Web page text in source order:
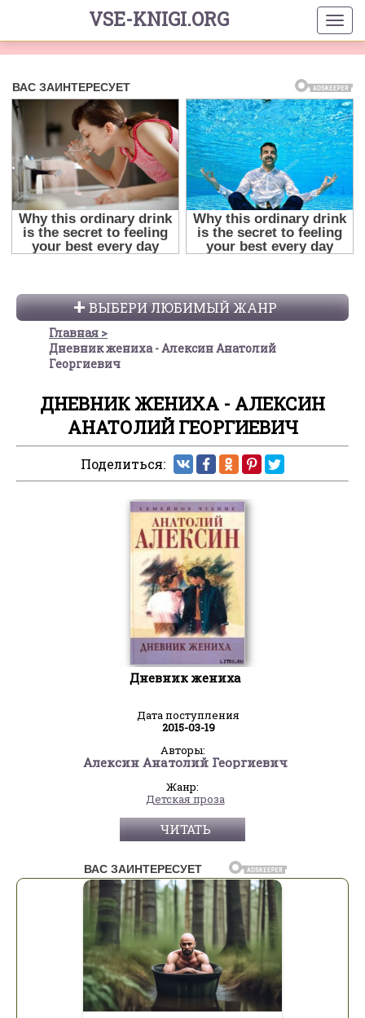
VSE-KNIGI.ORG
ВЫБЕРИ ЛЮБИМЫЙ ЖАНР
Главная
Дневник жениха - Алексин Анатолий
Георгиевич
ДНЕВНИК ЖЕНИХА - АЛЕКСИН
АНАТОЛИЙ ГЕОРГИЕВИЧ
Поделиться:
Дневник жениха
Дата поступления
2015-03-19
Авторы:
Алексин Анатолий Георгиевич
Жанр:
Детская проза
ЧИТАТЬ